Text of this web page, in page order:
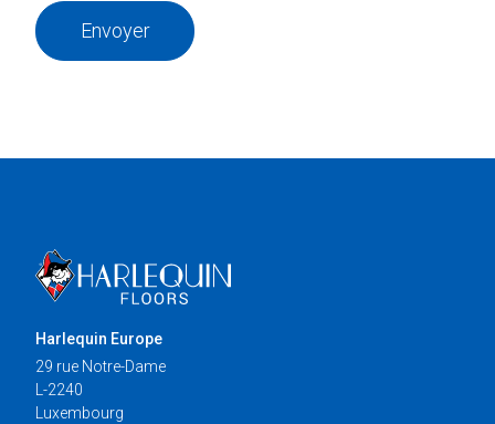
Envoyer
Harlequin Europe
29 rue Notre-Dame
L-2240
Luxembourg